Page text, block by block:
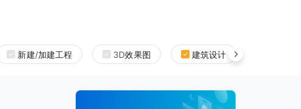
新建/加建工程 3D效果图 建筑设计